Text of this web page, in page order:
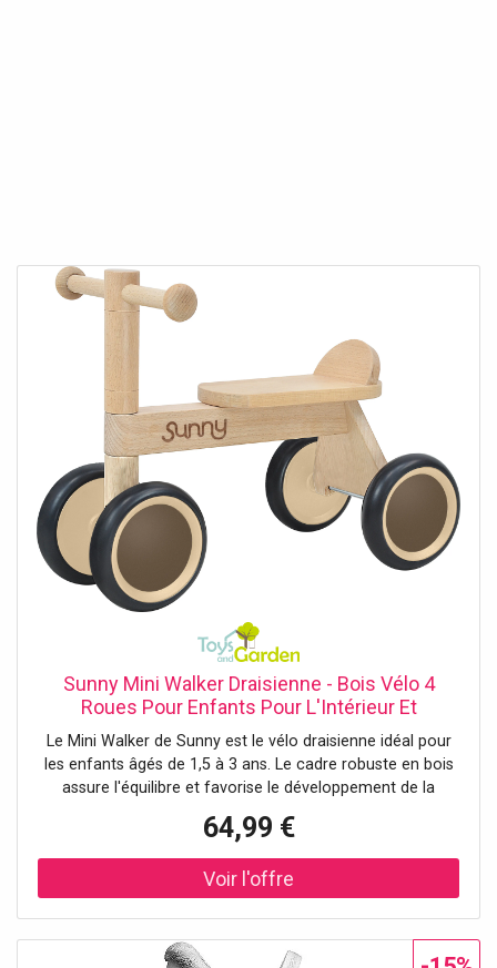
Sunny Mini Walker Draisienne - Bois Vélo 4
Roues Pour Enfants Pour L'Intérieur Et
L'Extérieur Sans Pédales, Pour Bébés Pour
Garçons/Filles De 1,5 À 3 Ans
Le Mini Walker de Sunny est le vélo draisienne idéal pour
les enfants âgés de 1,5 à 3 ans. Le cadre robuste en bois
assure l'équilibre et favorise le développement de la
mousse EVA, les petits peuvent jouer à l'intérieur comme
à l'extérieur. Des roues robustes pour s'amuser sur tous
les terrains Les quatre roues increvables du trotteur en
bois sont fabriquées en mousse EVA durable. Elles
soit la surface. Que votre enfant roule dans le salon ou à
64,99 €